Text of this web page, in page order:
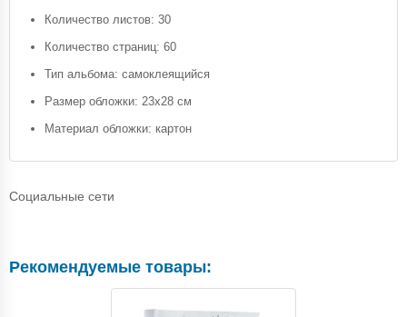
Количество листов: 30
Количество страниц: 60
Тип альбома: самоклеящийся
Размер обложки: 23х28 см
Материал обложки: картон
Социальные сети
Рекомендуемые товары: